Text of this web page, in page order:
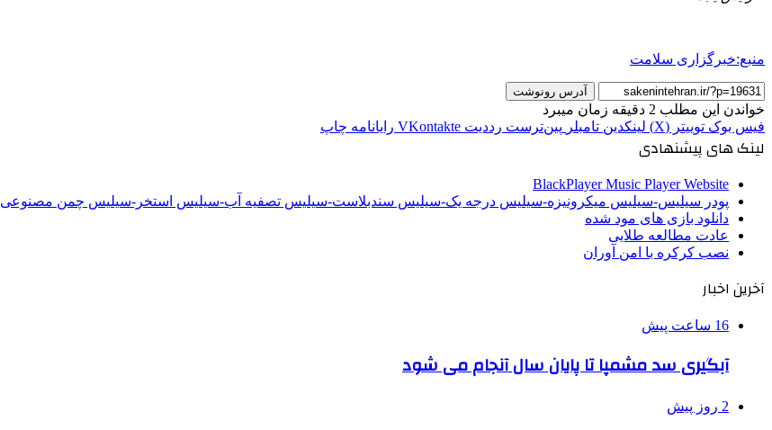
منبع:خبرگزاری سلامت
آدرس رونوشت
خواندن این مطلب 2 دقیقه زمان میبرد
فیس بوک توییتر (X) لینکدین ‫تامبلر ‫پین‌ترست ‫رددیت ‫VKontakte رایانامه چاپ
لینک های پیشنهادی
BlackPlayer Music Player Website
پودر سیلیس-سیلیس میکرونیزه-سیلیس درجه یک-سیلیس سندبلاست-سیلیس تصفیه آب-سیلیس استخر-سیلیس چمن مصنوعی
دانلود بازی های مود شده
عادت مطالعه طلایی
نصب کرکره با امن آوران
آخرین اخبار
16 ساعت پیش
آبگیری سد مشمپا تا پایان سال آنجام می شود
2 روز پیش